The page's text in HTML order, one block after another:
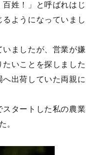
姓！」と呼ばれはじ
ようになっていまし
ましたが、営業が嫌
いことを探しました
出荷していた両親に
タートした私の農業
。